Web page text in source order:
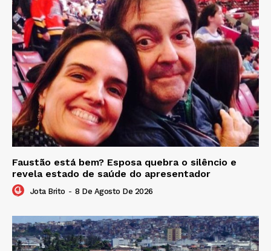
Faustão está bem? Esposa quebra o silêncio e
revela estado de saúde do apresentador
Jota Brito - 8 De Agosto De 2026